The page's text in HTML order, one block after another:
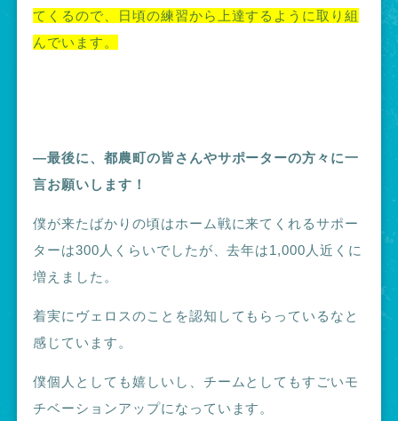
てくるので、日頃の練習から上達するように取り組
んでいます。
―最後に、都農町の皆さんやサポーターの方々に一
言お願いします！
僕が来たばかりの頃はホーム戦に来てくれるサポー
ターは300人くらいでしたが、去年は1,000人近くに
増えました。
着実にヴェロスのことを認知してもらっているなと
感じています。
僕個人としても嬉しいし、チームとしてもすごいモ
チベーションアップになっています。